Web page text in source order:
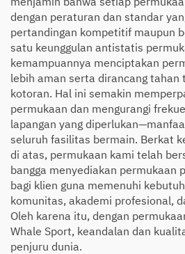
dengan peraturan dan standar
pertandingan kompetitif maupun
satu keunggulan antistatis
kemampuannya menciptakan
lebih aman serta dirancang tahan
kotoran. Hal ini semakin
permukaan dan mengurangi
lapangan yang
seluruh fasilitas bermain. Berkat
di atas, permukaan kami telah
bangga menyediakan permukaan
bagi klien guna memenuhi
komunitas, akademi profesional,
Oleh karena itu, dengan
Whale Sport, keandalan dan
penjuru dunia.